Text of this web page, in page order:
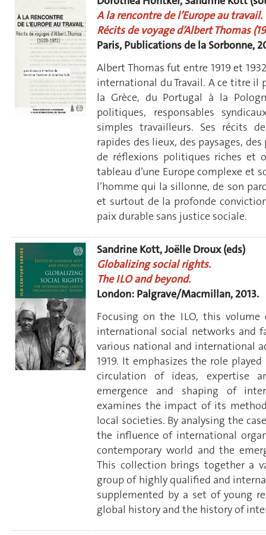
A la rencontre de l’Europe au travail.
Récits de voyage d’Albert Thomas
Paris, Publications de la Sorbonne,
Albert Thomas fut entre 1919 et
international du Travail. A ce titre il
la Grèce, du Portugal à la
politiques, responsables
simples travailleurs. Ses récits
rapides des lieux, des paysages,
de réflexions politiques riches et
tableau d’une Europe complexe et
l’homme qui la sillonne, de son
et surtout de la profonde
paix durable sans justice sociale.
Sandrine Kott, Joëlle Droux (eds)
Globalizing social rights.
The ILO and beyond.
London: Palgrave/Macmillan, 2013.
Focusing on the ILO, this
international social networks and
various national and international
1919. It emphasizes the role
circulation of ideas, expertise
emergence and shaping of
examines the impact of its
local societies. By analysing the
the influence of international
contemporary world and the
This collection brings together a
group of highly qualified and
supplemented by a set of young
global history and the history of